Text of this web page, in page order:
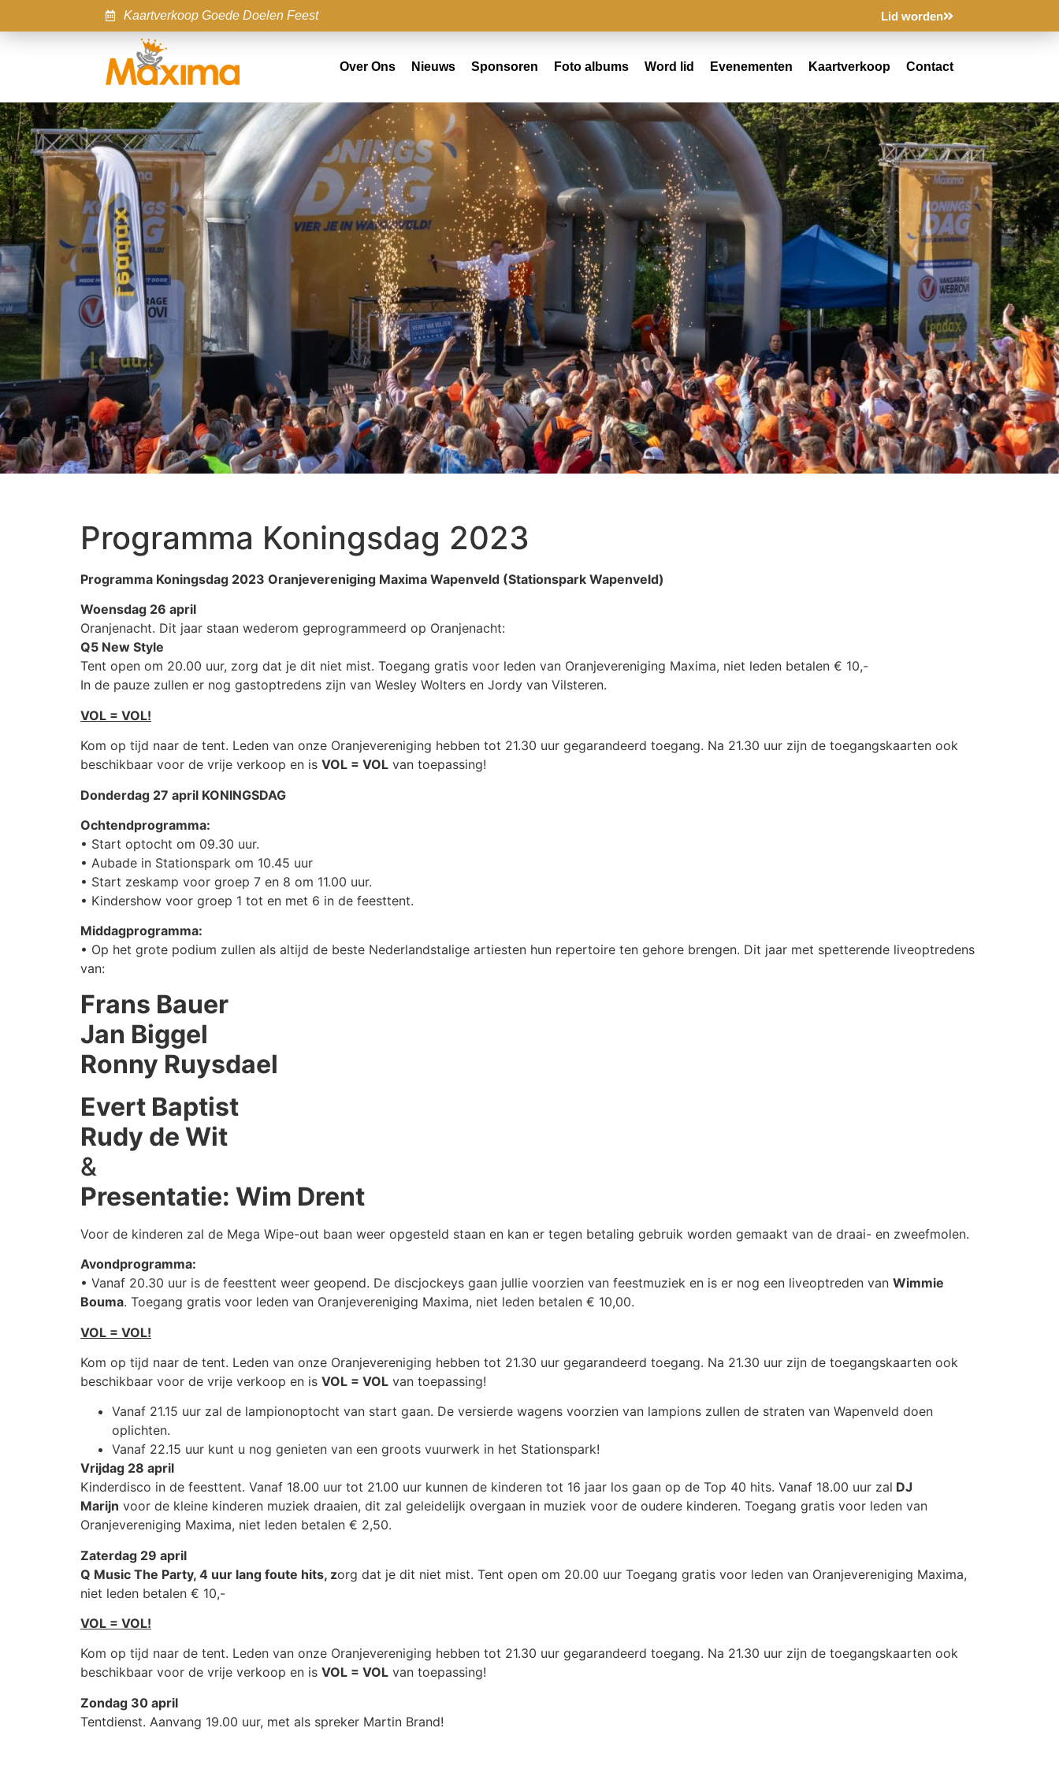
Kaartverkoop Goede Doelen Feest Lid worden
Over Ons Nieuws Sponsoren Foto albums Word lid Evenementen Kaartverkoop Contact
Programma Koningsdag 2023
Programma Koningsdag 2023 Oranjevereniging Maxima Wapenveld (Stationspark Wapenveld)
Woensdag 26 april
Oranjenacht. Dit jaar staan wederom geprogrammeerd op Oranjenacht:
Q5 New Style
Tent open om 20.00 uur, zorg dat je dit niet mist. Toegang gratis voor leden van Oranjevereniging Maxima, niet leden betalen € 10,-
In de pauze zullen er nog gastoptredens zijn van Wesley Wolters en Jordy van Vilsteren.
VOL = VOL!
Kom op tijd naar de tent. Leden van onze Oranjevereniging hebben tot 21.30 uur gegarandeerd toegang. Na 21.30 uur zijn de toegangskaarten ook
beschikbaar voor de vrije verkoop en is VOL = VOL van toepassing!
Donderdag 27 april KONINGSDAG
Ochtendprogramma:
• Start optocht om 09.30 uur.
• Aubade in Stationspark om 10.45 uur
• Start zeskamp voor groep 7 en 8 om 11.00 uur.
• Kindershow voor groep 1 tot en met 6 in de feesttent.
Middagprogramma:
• Op het grote podium zullen als altijd de beste Nederlandstalige artiesten hun repertoire ten gehore brengen. Dit jaar met spetterende liveoptredens
van:
Frans Bauer
Jan Biggel
Ronny Ruysdael
Evert Baptist
Rudy de Wit
&
Presentatie: Wim Drent
Voor de kinderen zal de Mega Wipe-out baan weer opgesteld staan en kan er tegen betaling gebruik worden gemaakt van de draai- en zweefmolen.
Avondprogramma:
• Vanaf 20.30 uur is de feesttent weer geopend. De discjockeys gaan jullie voorzien van feestmuziek en is er nog een liveoptreden van Wimmie
Bouma. Toegang gratis voor leden van Oranjevereniging Maxima, niet leden betalen € 10,00.
VOL = VOL!
Kom op tijd naar de tent. Leden van onze Oranjevereniging hebben tot 21.30 uur gegarandeerd toegang. Na 21.30 uur zijn de toegangskaarten ook
beschikbaar voor de vrije verkoop en is VOL = VOL van toepassing!
Vanaf 21.15 uur zal de lampionoptocht van start gaan. De versierde wagens voorzien van lampions zullen de straten van Wapenveld doen
oplichten.
Vanaf 22.15 uur kunt u nog genieten van een groots vuurwerk in het Stationspark!
Vrijdag 28 april
Kinderdisco in de feesttent. Vanaf 18.00 uur tot 21.00 uur kunnen de kinderen tot 16 jaar los gaan op de Top 40 hits. Vanaf 18.00 uur zal DJ
Marijn voor de kleine kinderen muziek draaien, dit zal geleidelijk overgaan in muziek voor de oudere kinderen. Toegang gratis voor leden van
Oranjevereniging Maxima, niet leden betalen € 2,50.
Zaterdag 29 april
Q Music The Party, 4 uur lang foute hits, zorg dat je dit niet mist. Tent open om 20.00 uur Toegang gratis voor leden van Oranjevereniging Maxima,
niet leden betalen € 10,-
VOL = VOL!
Kom op tijd naar de tent. Leden van onze Oranjevereniging hebben tot 21.30 uur gegarandeerd toegang. Na 21.30 uur zijn de toegangskaarten ook
beschikbaar voor de vrije verkoop en is VOL = VOL van toepassing!
Zondag 30 april
Tentdienst. Aanvang 19.00 uur, met als spreker Martin Brand!